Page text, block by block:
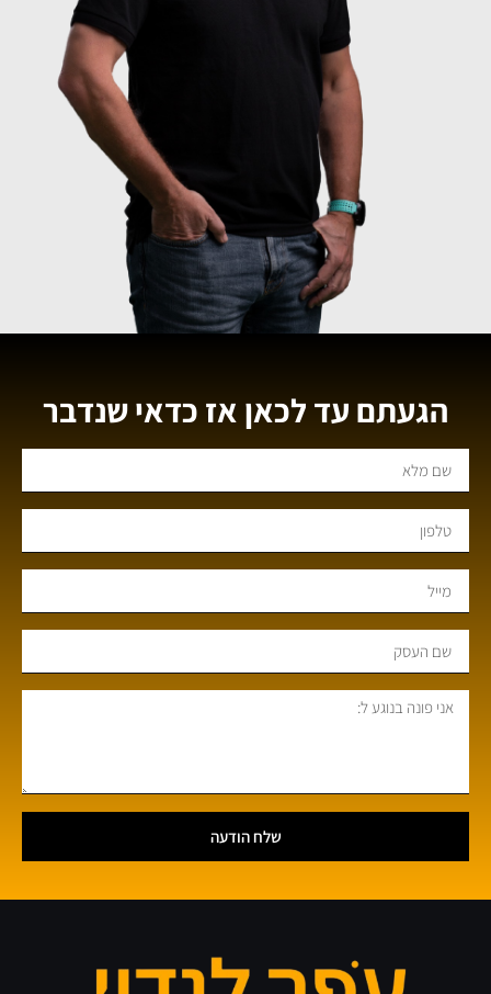
הגעתם עד לכאן אז כדאי שנדבר
שלח הודעה